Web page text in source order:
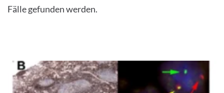
Fälle gefunden werden.